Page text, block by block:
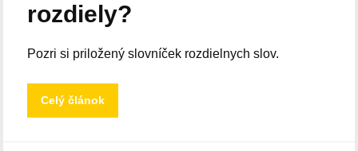
rozdiely?
Pozri si priložený slovníček rozdielnych slov.
Celý článok